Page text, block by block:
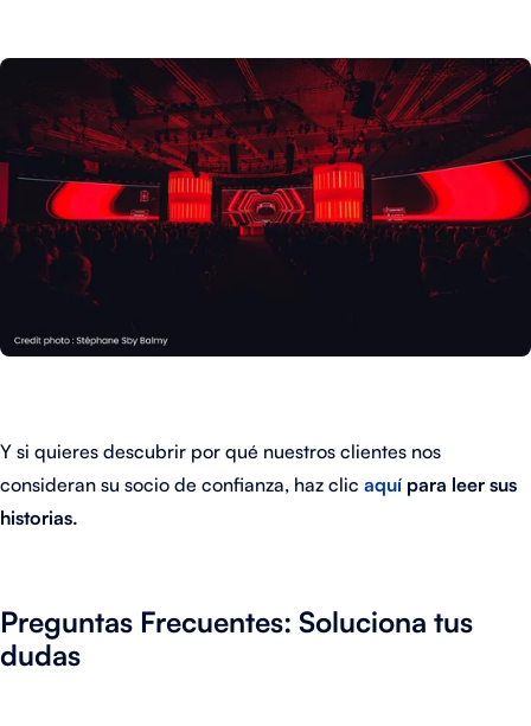
Y si quieres descubrir por qué nuestros clientes nos
consideran su socio de confianza, haz clic aquí para leer sus
historias.
Preguntas Frecuentes: Soluciona tus
dudas